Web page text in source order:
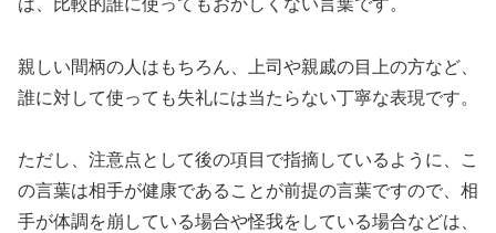
親しい間柄の人はもちろん、上司や親戚の目上の方など、
誰に対して使っても失礼には当たらない丁寧な表現です。
ただし、注意点として後の項目で指摘しているように、こ
の言葉は相手が健康であることが前提の言葉ですので、相
手が体調を崩している場合や怪我をしている場合などは、